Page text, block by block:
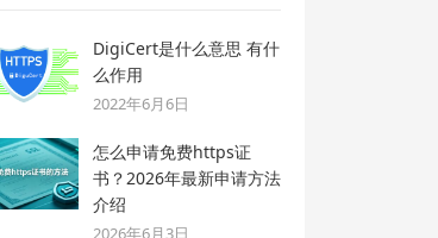
DigiCert是什么意思 有什
么作用
2022年6月6日
怎么申请免费https证
书？2026年最新申请方法
介绍
2026年6月3日